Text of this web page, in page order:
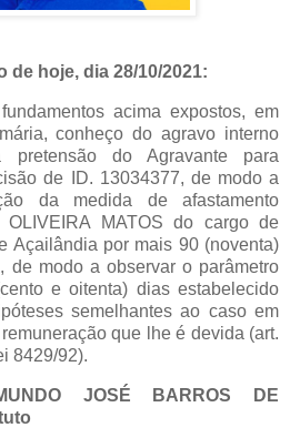
hoje, dia 28/10/2021:
acima expostos, em
conheço do agravo interno
do Agravante para
de ID. 13034377, de modo a
da medida de afastamento
OLIVEIRA MATOS do cargo de
Açailândia por mais 90 (noventa)
de modo a observar o parâmetro
e oitenta) dias estabelecido
semelhantes ao caso em
que lhe é devida (art.
8429/92).
JOSÉ BARROS DE